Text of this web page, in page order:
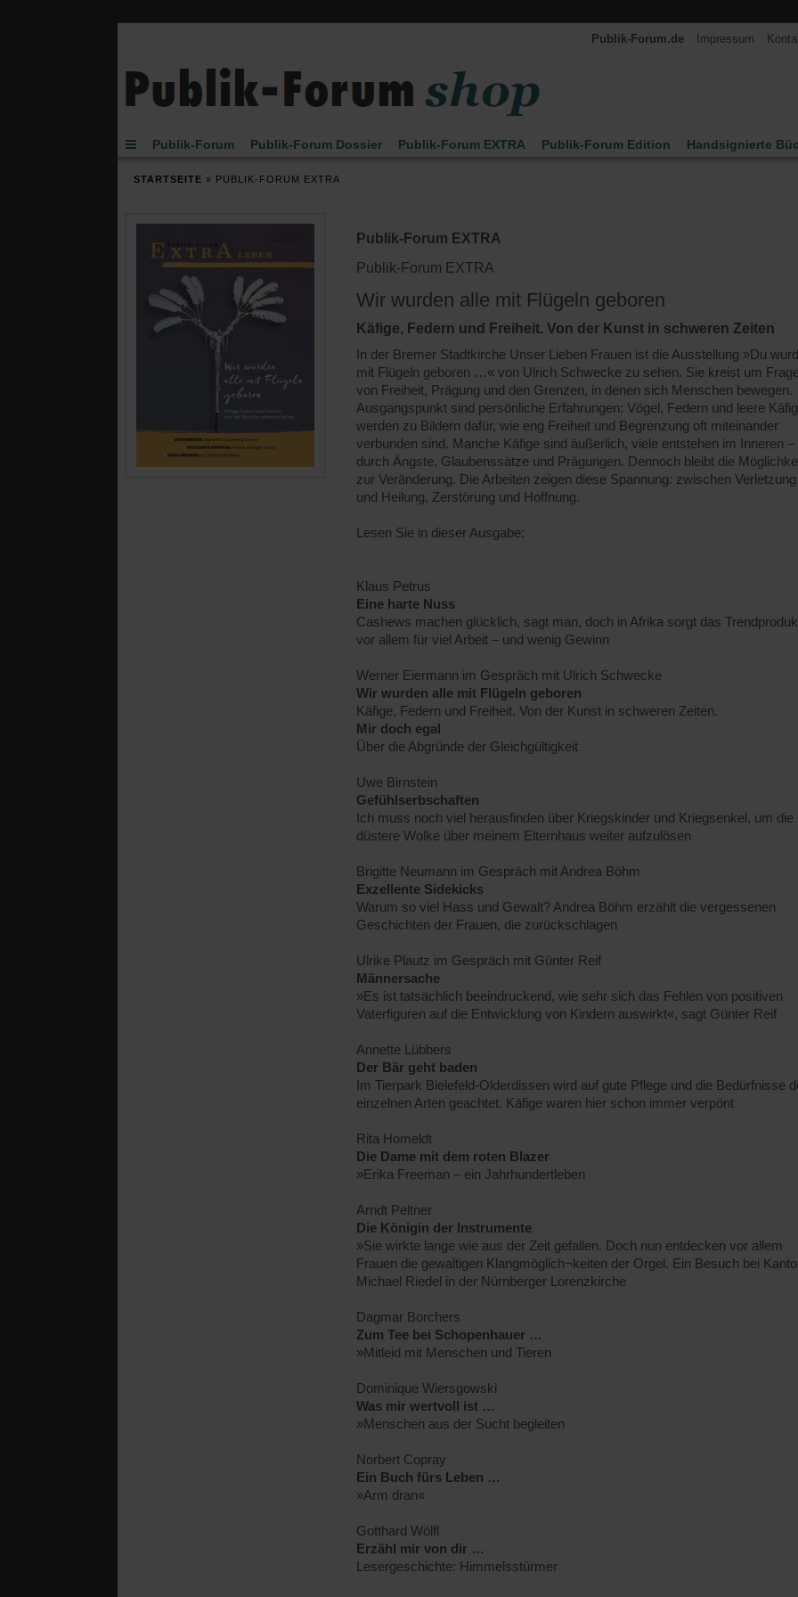
Publik-Forum.de Impressum
Publik-Forum Publik-Forum Dossier Publik-Forum EXTRA Publik-Forum Edition
Handsignierte
STARTSEITE » PUBLIK-FORUM EXTRA
Publik-Forum EXTRA
Publik-Forum EXTRA
Wir wurden alle mit Flügeln geboren
Käfige, Federn und Freiheit. Von der Kunst in schweren Zeiten
In der Bremer Stadtkirche Unser Lieben Frauen ist die Ausstellung »Du
mit Flügeln geboren …« von Ulrich Schwecke zu sehen. Sie kreist um
von Freiheit, Prägung und den Grenzen, in denen sich Menschen bewegen.
Ausgangspunkt sind persönliche Erfahrungen: Vögel, Federn und leere
werden zu Bildern dafür, wie eng Freiheit und Begrenzung oft miteinander
verbunden sind. Manche Käfige sind äußerlich, viele entstehen im Inneren –
durch Ängste, Glaubenssätze und Prägungen. Dennoch bleibt die
zur Veränderung. Die Arbeiten zeigen diese Spannung: zwischen Verletzung
und Heilung, Zerstörung und Hoffnung.
Lesen Sie in dieser Ausgabe:
Klaus Petrus
Eine harte Nuss
Cashews machen glücklich, sagt man, doch in Afrika sorgt das
vor allem für viel Arbeit – und wenig Gewinn
Werner Eiermann im Gespräch mit Ulrich Schwecke
Wir wurden alle mit Flügeln geboren
Käfige, Federn und Freiheit. Von der Kunst in schweren Zeiten.
Mir doch egal
Über die Abgründe der Gleichgültigkeit
Uwe Birnstein
Gefühlserbschaften
Ich muss noch viel herausfinden über Kriegskinder und Kriegsenkel, um die
düstere Wolke über meinem Elternhaus weiter aufzulösen
Brigitte Neumann im Gespräch mit Andrea Böhm
Exzellente Sidekicks
Warum so viel Hass und Gewalt? Andrea Böhm erzählt die vergessenen
Geschichten der Frauen, die zurückschlagen
Ulrike Plautz im Gespräch mit Günter Reif
Männersache
»Es ist tatsächlich beeindruckend, wie sehr sich das Fehlen von positiven
Vaterfiguren auf die Entwicklung von Kindern auswirkt«, sagt Günter Reif
Annette Lübbers
Der Bär geht baden
Im Tierpark Bielefeld-Olderdissen wird auf gute Pflege und die Bedürfnisse
einzelnen Arten geachtet. Käfige waren hier schon immer verpönt
Rita Homeldt
Die Dame mit dem roten Blazer
»Erika Freeman – ein Jahrhundertleben
Arndt Peltner
Die Königin der Instrumente
»Sie wirkte lange wie aus der Zeit gefallen. Doch nun entdecken vor allem
Frauen die gewaltigen Klangmöglich¬keiten der Orgel. Ein Besuch bei
Michael Riedel in der Nürnberger Lorenzkirche
Dagmar Borchers
Zum Tee bei Schopenhauer …
»Mitleid mit Menschen und Tieren
Dominique Wiersgowski
Was mir wertvoll ist …
»Menschen aus der Sucht begleiten
Norbert Copray
Ein Buch fürs Leben …
»Arm dran«
Gotthard Wölfl
Erzähl mir von dir …
Lesergeschichte: Himmelsstürmer